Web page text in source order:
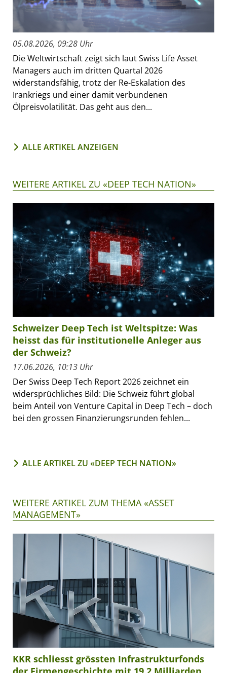
05.08.2026, 09:28 Uhr
Die Weltwirtschaft zeigt sich laut Swiss Life Asset
Managers auch im dritten Quartal 2026
widerstandsfähig, trotz der Re-Eskalation des
Irankriegs und einer damit verbundenen
Ölpreisvolatilität. Das geht aus den...
ALLE ARTIKEL ANZEIGEN
WEITERE ARTIKEL ZU «DEEP TECH NATION»
Schweizer Deep Tech ist Weltspitze: Was
heisst das für institutionelle Anleger aus
der Schweiz?
17.06.2026, 10:13 Uhr
Der Swiss Deep Tech Report 2026 zeichnet ein
widersprüchliches Bild: Die Schweiz führt global
beim Anteil von Venture Capital in Deep Tech – doch
bei den grossen Finanzierungsrunden fehlen...
ALLE ARTIKEL ZU «DEEP TECH NATION»
WEITERE ARTIKEL ZUM THEMA «ASSET
MANAGEMENT»
KKR schliesst grössten Infrastrukturfonds